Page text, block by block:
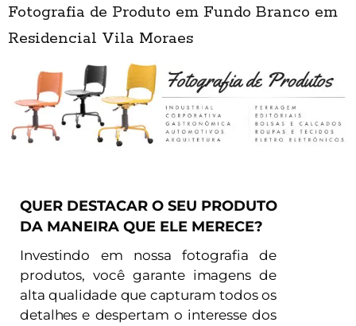
Fotografia de Produto em Fundo Branco em
Residencial Vila Moraes
QUER DESTACAR O SEU PRODUTO
DA MANEIRA QUE ELE MERECE?
Investindo em nossa fotografia de
produtos, você garante imagens de
alta qualidade que capturam todos os
detalhes e despertam o interesse dos